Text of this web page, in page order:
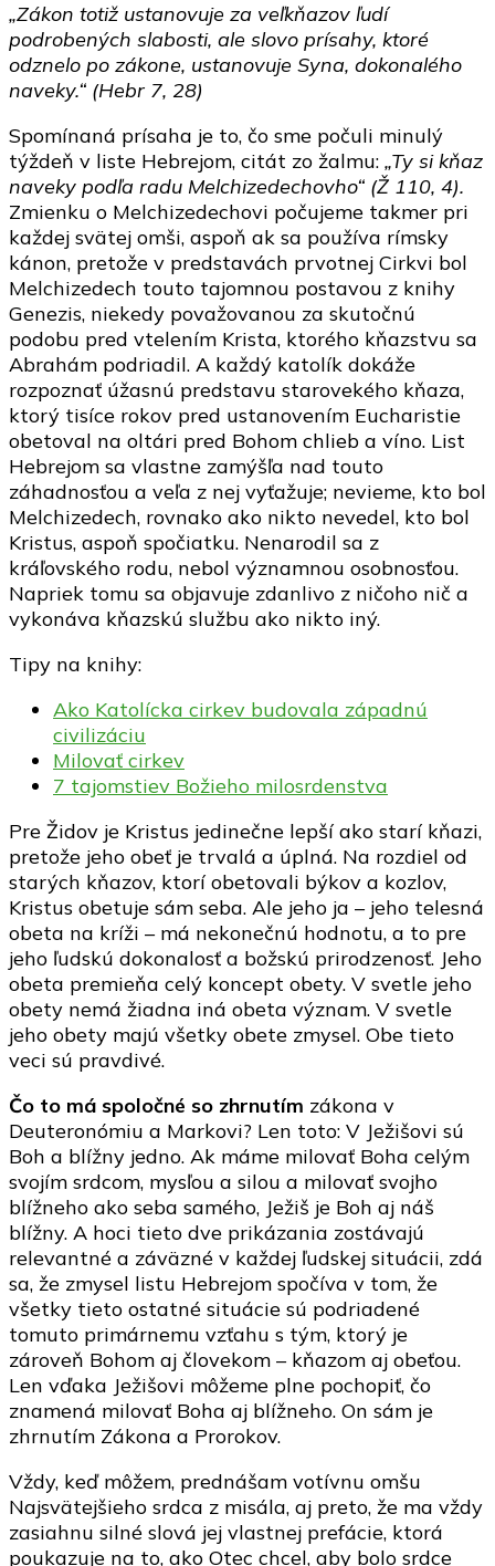
„Zákon totiž ustanovuje za veľkňazov ľudí
podrobených slabosti, ale slovo prísahy, ktoré
odznelo po zákone, ustanovuje Syna, dokonalého
naveky.“ (Hebr 7, 28)
Spomínaná prísaha je to, čo sme počuli minulý
týždeň v liste Hebrejom, citát zo žalmu: „Ty si kňaz
naveky podľa radu Melchizedechovho“ (Ž 110, 4).
Zmienku o Melchizedechovi počujeme takmer pri
každej svätej omši, aspoň ak sa používa rímsky
kánon, pretože v predstavách prvotnej Cirkvi bol
Melchizedech touto tajomnou postavou z knihy
Genezis, niekedy považovanou za skutočnú
podobu pred vtelením Krista, ktorého kňazstvu sa
Abrahám podriadil. A každý katolík dokáže
rozpoznať úžasnú predstavu starovekého kňaza,
ktorý tisíce rokov pred ustanovením Eucharistie
obetoval na oltári pred Bohom chlieb a víno. List
Hebrejom sa vlastne zamýšľa nad touto
záhadnosťou a veľa z nej vyťažuje; nevieme, kto bol
Melchizedech, rovnako ako nikto nevedel, kto bol
Kristus, aspoň spočiatku. Nenarodil sa z
kráľovského rodu, nebol významnou osobnosťou.
Napriek tomu sa objavuje zdanlivo z ničoho nič a
vykonáva kňazskú službu ako nikto iný.
Tipy na knihy:
Ako Katolícka cirkev budovala západnú
civilizáciu
Milovať cirkev
7 tajomstiev Božieho milosrdenstva
Pre Židov je Kristus jedinečne lepší ako starí kňazi,
pretože jeho obeť je trvalá a úplná. Na rozdiel od
starých kňazov, ktorí obetovali býkov a kozlov,
Kristus obetuje sám seba. Ale jeho ja – jeho telesná
obeta na kríži – má nekonečnú hodnotu, a to pre
jeho ľudskú dokonalosť a božskú prirodzenosť. Jeho
obeta premieňa celý koncept obety. V svetle jeho
obety nemá žiadna iná obeta význam. V svetle
jeho obety majú všetky obete zmysel. Obe tieto
veci sú pravdivé.
Čo to má spoločné so zhrnutím zákona v
Deuteronómiu a Markovi? Len toto: V Ježišovi sú
Boh a blížny jedno. Ak máme milovať Boha celým
svojím srdcom, mysľou a silou a milovať svojho
blížneho ako seba samého, Ježiš je Boh aj náš
blížny. A hoci tieto dve prikázania zostávajú
relevantné a záväzné v každej ľudskej situácii, zdá
sa, že zmysel listu Hebrejom spočíva v tom, že
všetky tieto ostatné situácie sú podriadené
tomuto primárnemu vzťahu s tým, ktorý je
zároveň Bohom aj človekom – kňazom aj obeťou.
Len vďaka Ježišovi môžeme plne pochopiť, čo
znamená milovať Boha aj blížneho. On sám je
zhrnutím Zákona a Prorokov.
Vždy, keď môžem, prednášam votívnu omšu
Najsvätejšieho srdca z misála, aj preto, že ma vždy
zasiahnu silné slová jej vlastnej prefácie, ktorá
poukazuje na to, ako Otec chcel, aby bolo srdce